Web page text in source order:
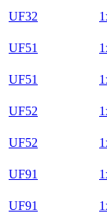
UF32
UF51
UF51
UF52
UF52
UF91
UF91